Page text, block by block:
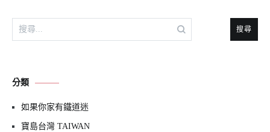
搜
尋
字:
分類
如果你家有鐵道迷
寶島台灣 TAIWAN